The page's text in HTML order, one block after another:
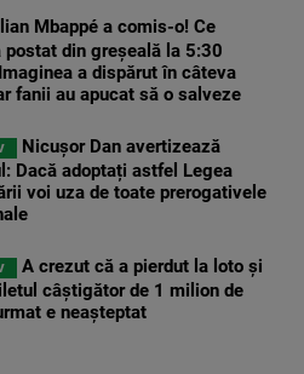
Mbappé a comis-o! Ce
din greșeală la 5:30
a dispărut în câteva
fanii au apucat să o salveze
Nicușor Dan avertizează
Dacă adoptați astfel Legea
voi uza de toate prerogativele
A crezut că a pierdut la loto și
câștigător de 1 milion de
e neașteptat